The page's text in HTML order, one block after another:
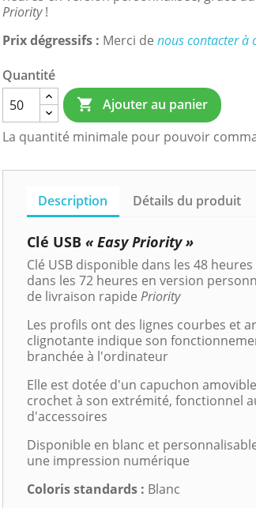
Priority!
Prix dégressifs : Merci de nous contacter à
Quantité
 Ajouter au panier
La quantité minimale pour pouvoir
Description Détails du produit
Clé USB « Easy Priority »
Clé USB disponible dans les 48
dans les 72 heures en version
de livraison rapide Priority
Les profils ont des lignes courbes et
clignotante indique son
branchée à l'ordinateur
Elle est dotée d'un capuchon
crochet à son extrémité, fonctionnel
d'accessoires
Disponible en blanc et
une impression numérique
Coloris standards : Blanc